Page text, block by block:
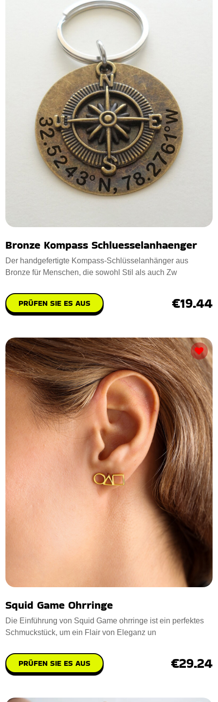
Bronze Kompass Schluesselanhaenger
Der handgefertigte Kompass-Schlüsselanhänger aus
Bronze für Menschen, die sowohl Stil als auch Zw
PRÜFEN SIE ES AUS €19.44
Squid Game Ohrringe
Die Einführung von Squid Game ohrringe ist ein perfektes
Schmuckstück, um ein Flair von Eleganz un
PRÜFEN SIE ES AUS €29.24